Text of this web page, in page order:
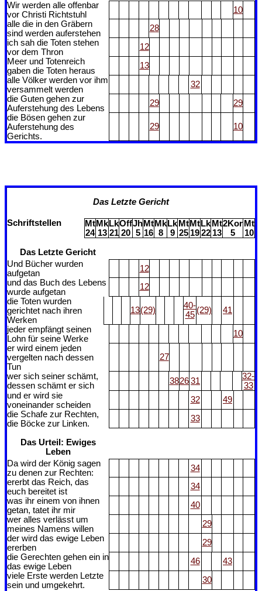
Wir werden alle offenbar
vor Christi Richtstuhl
10
alle die in den Gräbern
sind werden auferstehen
28
ich sah die Toten stehen
vor dem Thron
12
Meer und Totenreich
gaben die Toten heraus
13
alle Völker werden vor ihm
versammelt werden
32
die Guten gehen zur
Auferstehung des Lebens
29
29
die Bösen gehen zur
Auferstehung des
Gerichts.
29 10
Das Letzte Gericht
Schriftstellen
Mt
24
Mk
13
Lk
21
Off
20
Jh
5
Mt
16
Mk
8
Lk
9
Mt
25
Mt
19
Lk
22
Mt
13
2Kor
5
Mt
10
Das Letzte Gericht
Und Bücher wurden
aufgetan
12
und das Buch des Lebens
wurde aufgetan
12
die Toten wurden
gerichtet nach ihren
Werken
13(29)
40-
45 (29) 41
jeder empfängt seinen
Lohn für seine Werke
10
er wird einem jeden
vergelten nach dessen
Tun
27
wer sich seiner schämt,
dessen schämt er sich
382631
32-
33
und er wird sie
voneinander scheiden
32
49
die Schafe zur Rechten,
die Böcke zur Linken.
33
Das Urteil: Ewiges
Leben
Da wird der König sagen
zu denen zur Rechten:
34
ererbt das Reich, das
euch bereitet ist
34
was ihr einem von ihnen
getan, tatet ihr mir
40
wer alles verlässt um
meines Namens willen
29
der wird das ewige Leben
ererben
29
die Gerechten gehen ein in
das ewige Leben
46
43
viele Erste werden Letzte
sein und umgekehrt.
30